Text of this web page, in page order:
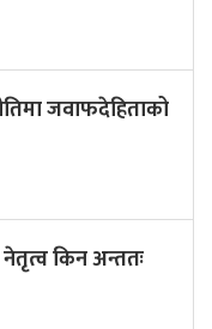
जवाफदेहिताको
किन अन्ततः